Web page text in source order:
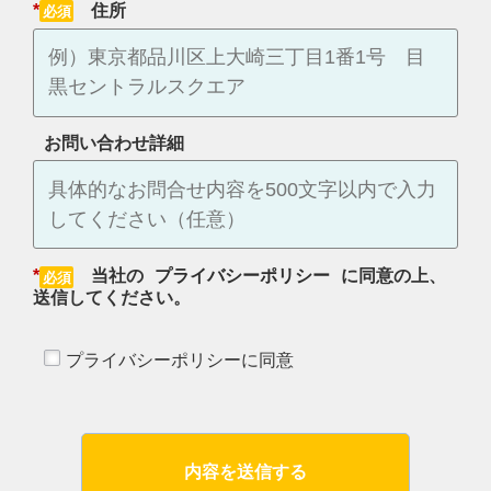
* 住所
お問い合わせ詳細
* 当社の プライバシーポリシー
に同意の上、
送信してください。
プライバシーポリシーに同意
内容を送信する